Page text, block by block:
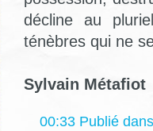
décline au
ténèbres qui ne
Sylvain Métafiot
00:33 Publié dans